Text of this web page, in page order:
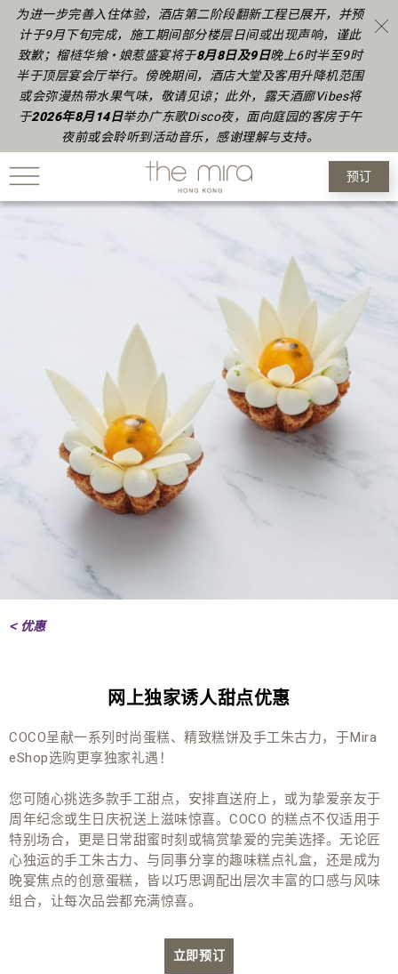
预订
< 优惠
网上独家诱人甜点优惠
COCO呈献一系列时尚蛋糕、精致糕饼及手工朱古力，于Mira
eShop选购更享独家礼遇！
您可随心挑选多款手工甜点，安排直送府上，或为挚爱亲友于
周年纪念或生日庆祝送上滋味惊喜。COCO 的糕点不仅适用于
特别场合，更是日常甜蜜时刻或犒赏挚爱的完美选择。无论匠
心独运的手工朱古力、与同事分享的趣味糕点礼盒，还是成为
晚宴焦点的创意蛋糕，皆以巧思调配出层次丰富的口感与风味
组合，让每次品尝都充满惊喜。
立即预订
为进一步完善入住体验，酒店第二阶段翻新工程已展开，并预
计于9月下旬完成，施工期间部分楼层日间或出现声响，谨此
致歉；榴梿华飨 • 娘惹盛宴将于8月8日及9日晚上6时半至9时
半于顶层宴会厅举行。傍晚期间，酒店大堂及客用升降机范围
或会弥漫热带水果气味，敬请见谅；此外，露天酒廊Vibes将
于2026年8月14日举办广东歌Disco夜，面向庭园的客房于午
夜前或会聆听到活动音乐，感谢理解与支持。